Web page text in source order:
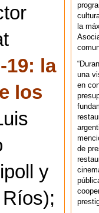
19: la
los
y
la
una
en
de